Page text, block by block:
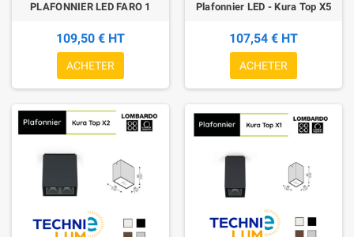
PLAFONNIER LED FARO 1
109,50 € HT
ACHETER
Plafonnier LED - Kura Top X5
107,54 € HT
ACHETER